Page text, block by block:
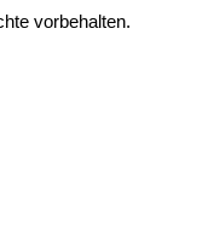
vorbehalten.